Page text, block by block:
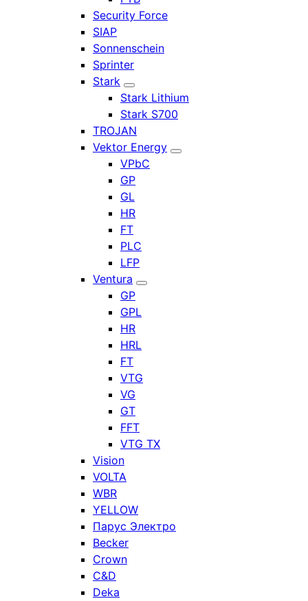
Security Force
SIAP
Sonnenschein
Sprinter
Stark
Stark Lithium
Stark S700
TROJAN
Vektor Energy
VPbC
GP
GL
HR
FT
PLC
LFP
Ventura
GP
GPL
HR
HRL
FT
VTG
VG
GT
FFT
VTG TX
Vision
VOLTA
WBR
YELLOW
Парус Электро
Becker
Crown
C&D
Deka